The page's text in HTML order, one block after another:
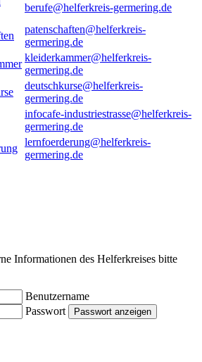
berufe@helferkreis-germering.de
patenschaften@helferkreis-
germering.de
kleiderkammer@helferkreis-
germering.de
deutschkurse@helferkreis-
germering.de
infocafe-industriestrasse@helferkreis-
germering.de
lernfoerderung@helferkreis-
germering.de
Informationen des Helferkreises bitte
Benutzername
Passwort
Passwort anzeigen